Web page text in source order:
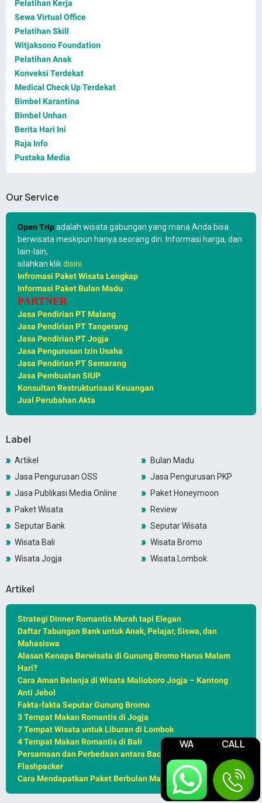
WA CALL
Pelatihan Kerja
Sewa Virtual Office
Pelatihan Skill
Witjaksono Foundation
Pelatihan Anak
Konveksi Terdekat
Medical Check Up Terdekat
Bimbel Karantina
Bimbel Unhan
Berita Hari Ini
Raja Info
Pustaka Media
Our Service
Open Tripadalah wisata gabungan yang mana Anda bisa
berwisata meskipun hanya seorang diri. Informasi harga, dan
lain-lain,
silahkan klikdisini.
Infromasi Paket Wisata Lengkap
Informasi Paket Bulan Madu
PARTNER
Jasa Pendirian PT Malang
Jasa Pendirian PT Tangerang
Jasa Pendirian PT Jogja
Jasa Pengurusan Izin Usaha
Jasa Pendirian PT Semarang
Jasa Pembuatan SIUP
Konsultan Restrukturisasi Keuangan
Jual Perubahan Akta
Label
Artikel
Bulan Madu
Jasa Pengurusan OSS
Jasa Pengurusan PKP
Jasa Publikasi Media Online
Paket Honeymoon
Paket Wisata
Review
Seputar Bank
Seputar Wisata
Wisata Bali
Wisata Bromo
Wisata Jogja
Wisata Lombok
Artikel
Strategi Dinner Romantis Murah tapi Elegan
Daftar Tabungan Bank untuk Anak, Pelajar, Siswa, dan
Mahasiswa
Alasan Kenapa Berwisata di Gunung Bromo Harus Malam
Hari?
Cara Aman Belanja di Wisata Malioboro Jogja – Kantong
Anti Jebol
Fakta-fakta Seputar Gunung Bromo
3 Tempat Makan Romantis di Jogja
7 Tempat Wisata untuk Liburan di Lombok
4 Tempat Makan Romantis di Bali
Persamaan dan Perbedaan antara Backpacker, Traveller,
Flashpacker
Cara Mendapatkan Paket Berbulan Madu Murah